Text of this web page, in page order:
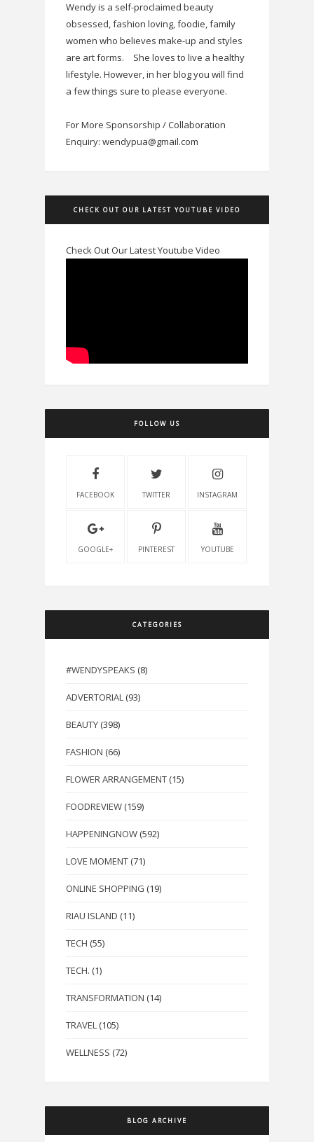
Wendy is a self-proclaimed beauty
obsessed, fashion loving, foodie, family
women who believes make-up and styles
are art forms.
She loves to live a healthy
lifestyle. However, in her blog you will find
a few things sure to please everyone.
For More Sponsorship / Collaboration
Enquiry: wendypua@gmail.com
CHECK OUT OUR LATEST YOUTUBE VIDEO
Check Out Our Latest Youtube Video
FOLLOW US
FACEBOOK TWITTER INSTAGRAM
GOOGLE+ PINTEREST YOUTUBE
CATEGORIES
#WENDYSPEAKS (8)
ADVERTORIAL (93)
BEAUTY (398)
FASHION (66)
FLOWER ARRANGEMENT (15)
FOODREVIEW (159)
HAPPENINGNOW (592)
LOVE MOMENT (71)
ONLINE SHOPPING (19)
RIAU ISLAND (11)
TECH (55)
TECH. (1)
TRANSFORMATION (14)
TRAVEL (105)
WELLNESS (72)
BLOG ARCHIVE